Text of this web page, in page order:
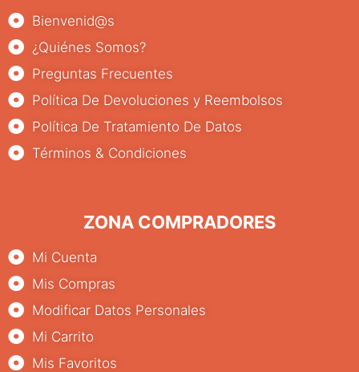
Bienvenid@s
¿Quiénes Somos?
Preguntas Frecuentes
Política De Devoluciones y Reembolsos
Política De Tratamiento De Datos
Términos & Condiciones
ZONA COMPRADORES
Mi Cuenta
Mis Compras
Modificar Datos Personales
Mi Carrito
Mis Favoritos